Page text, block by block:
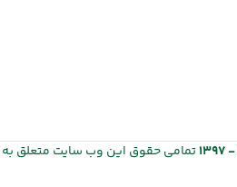
تمامی حقوق این وب سایت متعلق به